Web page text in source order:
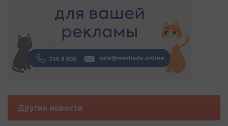
Другие новости